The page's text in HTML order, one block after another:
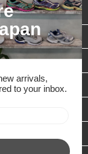
心への取り組み
たん購入ガイド
BUYMA CARD